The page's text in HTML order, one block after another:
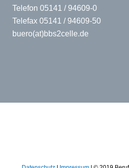
Telefon 05141 / 94609-0
Telefax 05141 / 94609-50
buero(at)bbs2celle.de